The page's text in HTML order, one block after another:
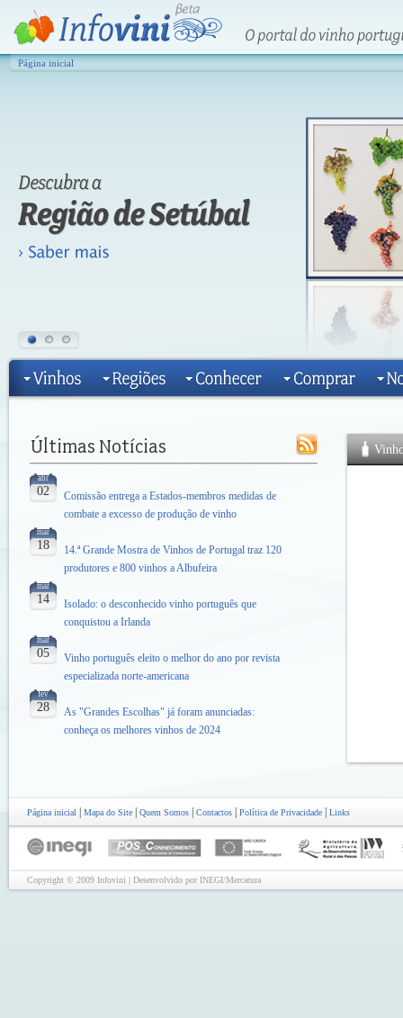
Página inicial
abr
02
Comissão entrega a Estados-membros medidas de
combate a excesso de produção de vinho
mar
18
14.ª Grande Mostra de Vinhos de Portugal traz 120
produtores e 800 vinhos a Albufeira
mar
14
Isolado: o desconhecido vinho português que
conquistou a Irlanda
mar
05
Vinho português eleito o melhor do ano por revista
especializada norte-americana
fev
28
As "Grandes Escolhas" já foram anunciadas:
conheça os melhores vinhos de 2024
Página inicial Mapa do Site Quem Somos Contactos Política de Privacidade Links
Copyright © 2009 Infovini | Desenvolvido por INEGI/Mercatura